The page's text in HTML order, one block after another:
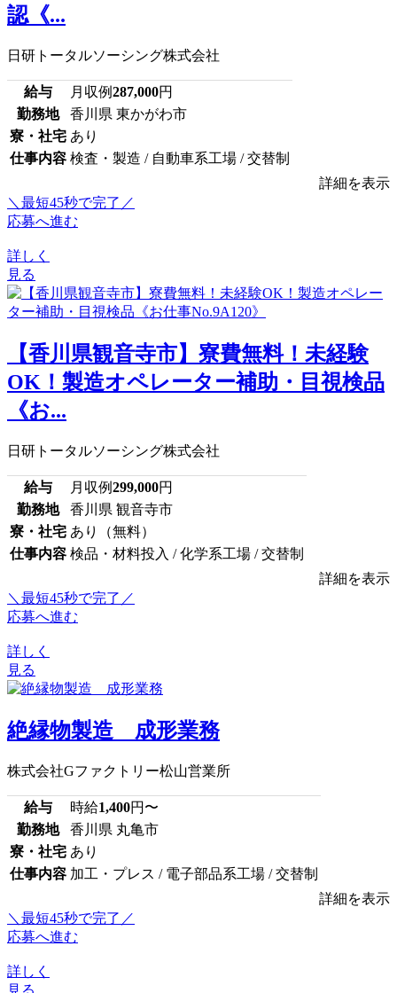
認《...
日研トータルソーシング株式会社
給与 月収例287,000円
勤務地
香川県 東かがわ市
寮・社宅 あり
仕事内容 検査・製造 / 自動車系工場 / 交替制
詳細を表示
＼最短45秒で完了／
応募へ進む
詳しく
見る
【香川県観音寺市】寮費無料！未経験
OK！製造オペレーター補助・目視検品
《お...
日研トータルソーシング株式会社
給与 月収例299,000円
勤務地
香川県 観音寺市
寮・社宅 あり（無料）
仕事内容 検品・材料投入 / 化学系工場 / 交替制
詳細を表示
＼最短45秒で完了／
応募へ進む
詳しく
見る
絶縁物製造 成形業務
株式会社Gファクトリー松山営業所
給与 時給1,400円〜
勤務地
香川県 丸亀市
寮・社宅 あり
仕事内容 加工・プレス / 電子部品系工場 / 交替制
詳細を表示
＼最短45秒で完了／
応募へ進む
詳しく
見る